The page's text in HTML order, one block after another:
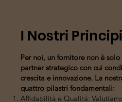
I Nostri
Per noi, un fornitore non è
partner strategico con cui
crescita e innovazione. La
quattro pilastri fondamentali:
Affidabilità e Qualità: